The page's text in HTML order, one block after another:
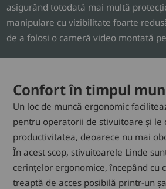
asigurând totodată mai multă
manipulare cu vizibilitate foarte
de a folosi o cameră video montată
Confort în timpul
Un loc de muncă ergonomic
pentru operatorii de stivuitoare și le
productivitatea, deoarece nu mai
În acest scop, stivuitoarele Linde
cerințelor ergonomice, începând cu
treaptă de acces posibilă printr-un